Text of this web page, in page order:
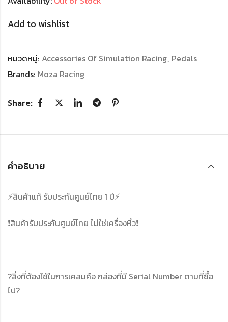
Add to wishlist
หมวดหมู่: Accessories Of Simulation Racing, Pedals
Brands: Moza Racing
Share:
คำอธิบาย
⚡️สินค้าแท้ รับประกันศูนย์ไทย 1 ปี⚡️
❗️สินค้ารับประกันศูนย์ไทย ไม่ใช่เครื่องหิ้ว❗️
?สิ่งที่ต้องใช้ในการเคลมคือ กล่องที่มี Serial Number ตามที่ซื้อ
ไป?